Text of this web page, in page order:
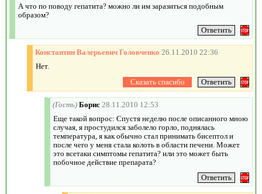
А что по поводу гепатита? можно ли им заразиться подобным
образом?
Константин Валерьевич Головченко 26.11.2010 22:36
Нет.
(Гость) Борис 28.11.2010 12:53
Еще такой вопрос: Спустя неделю после описанного мною
случая, я простудился заболело горло, поднялась
температура, я как обычно стал принимать бисептол и
после чего у меня стала колоть в области печени. Может
это всетаки симптомы гепатита? или это может быть
побочное действие препарата?